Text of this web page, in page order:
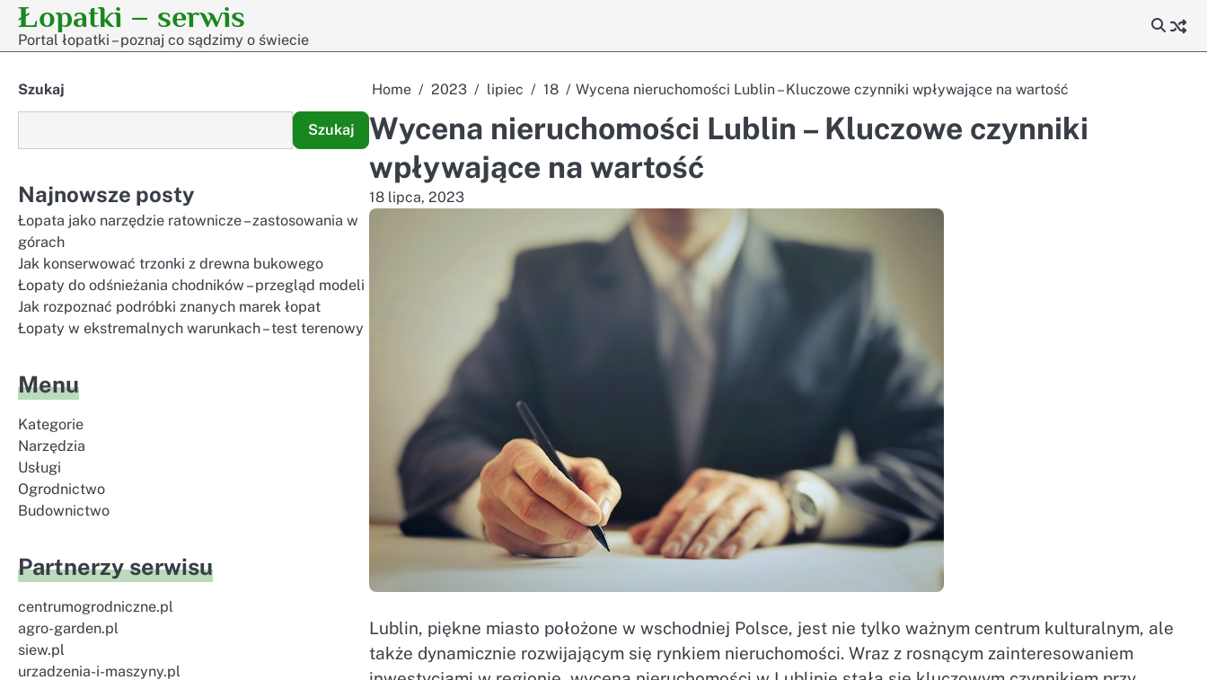
Skip
content
Łopatki – serwis
Portal łopatki – poznaj co sądzimy o świecie
Home 2023 lipiec 18 Wycena nieruchomości Lublin – Kluczowe czynniki wpływające na wartość
Wycena nieruchomości Lublin – Kluczowe czynniki
wpływające na wartość
18 lipca, 2023
Lublin, piękne miasto położone w wschodniej Polsce, jest nie tylko ważnym centrum kulturalnym, ale
także dynamicznie rozwijającym się rynkiem nieruchomości. Wraz z rosnącym zainteresowaniem
Szukaj
Szukaj
Najnowsze posty
Łopata jako narzędzie ratownicze – zastosowania w
górach
Jak konserwować trzonki z drewna bukowego
Łopaty do odśnieżania chodników – przegląd modeli
Jak rozpoznać podróbki znanych marek łopat
Łopaty w ekstremalnych warunkach – test terenowy
Menu
Kategorie
Narzędzia
Usługi
Ogrodnictwo
Budownictwo
Partnerzy serwisu
centrumogrodniczne.pl
agro-garden.pl
siew.pl
urzadzenia-i-maszyny.pl